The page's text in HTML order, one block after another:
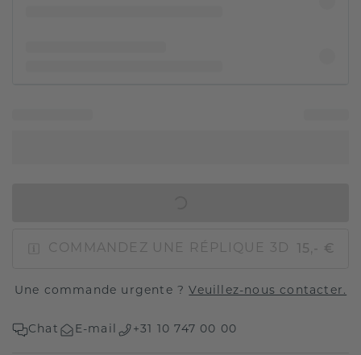
COMMANDEZ UNE RÉPLIQUE 3D 15,- €
Une commande urgente ?Veuillez-nous contacter.
Chat E-mail +31 10 747 00 00